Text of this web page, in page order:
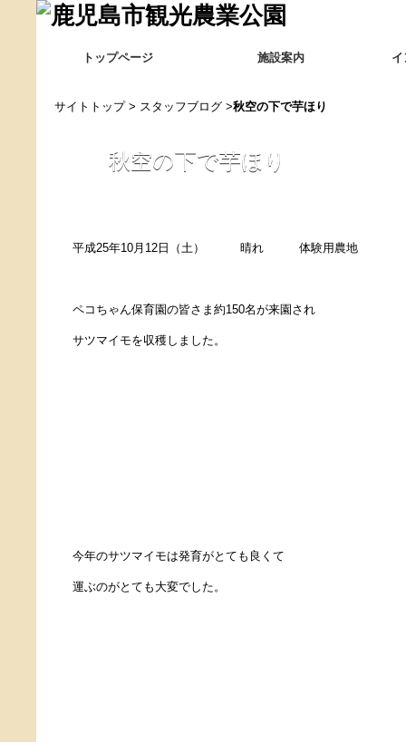
トップページ 施設案内
サイトトップ> スタッフブログ >秋空の下で芋ほり
秋空の下で芋ほり
平成25年10月12日（土） 晴れ 体験用農地
ペコちゃん保育園の皆さま約150名が来園され
サツマイモを収穫しました。
今年のサツマイモは発育がとても良くて
運ぶのがとても大変でした。